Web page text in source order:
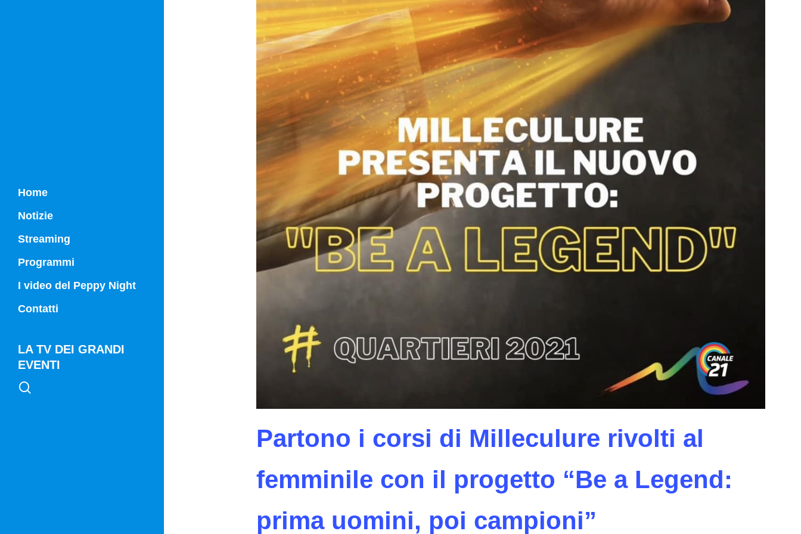
Home
Notizie
Streaming
Programmi
Campania Sport
I video del Peppy Night
Contatti
LA TV DEI GRANDI
EVENTI
Partono i corsi di Milleculure rivolti al
femminile con il progetto “Be a Legend:
prima uomini, poi campioni”